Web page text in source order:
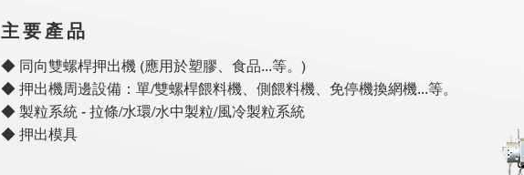
主要產品
◆ 同向雙螺桿押出機 (應用於塑膠、食品...等。)
◆ 押出機周邊設備：單/雙螺桿餵料機、側餵料機、免停機換網機...等。
◆ 製粒系統 - 拉條/水環/水中製粒/風冷製粒系統
◆ 押出模具